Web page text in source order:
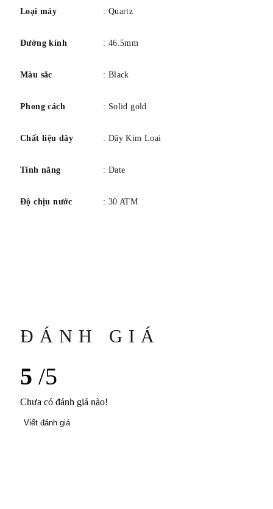
Loại máy : Quartz
Đường kính : 46.5mm
Màu sắc : Black
Phong cách : Solid gold
Chất liệu dây : Dây Kim Loại
Tính năng : Date
Độ chịu nước : 30 ATM
ĐÁNH GIÁ
5 /5
Chưa có đánh giá nào!
Viết đánh giá